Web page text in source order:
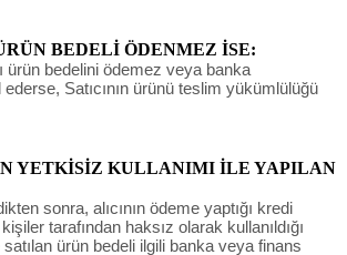
BEDELİ ÖDENMEZ İSE:
ürün bedelini ödemez veya banka
ederse, Satıcının ürünü teslim yükümlülüğü
YETKİSİZ KULLANIMI İLE YAPILAN
sonra, alıcının ödeme yaptığı kredi
tarafından haksız olarak kullanıldığı
ürün bedeli ilgili banka veya finans